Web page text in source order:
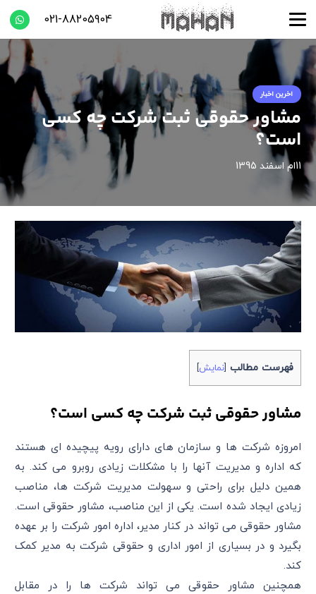
021-88205904
اخرین اخبار
مشاور حقوقی ثبت شرکت چه کسی
است؟
11ام اسفند 1395
فهرست مطالب نمایش
مشاور حقوقی ثبت شرکت چه کسی است؟
امروزه شرکت ها و سازمان های دارای رویه پیچیده ای هستند
که اداره و مدیریت آنها را با مشکلات زیادی روبرو می کند. به
همین دلیل برای راحتی و سهولت مدیریت شرکت ها، مناصب
زیادی ایجاد شده است. یکی از این مناصب، مشاور حقوقی است.
مشاور حقوقی می تواند در کنار مدیر، اداره امور شرکت را بر عهده
بگیرد و در بسیاری از امور اداری و حقوقی شرکت به مدیر کمک
کند.
همچنین مشاور حقوقی می تواند شرکت ها را در مقابل